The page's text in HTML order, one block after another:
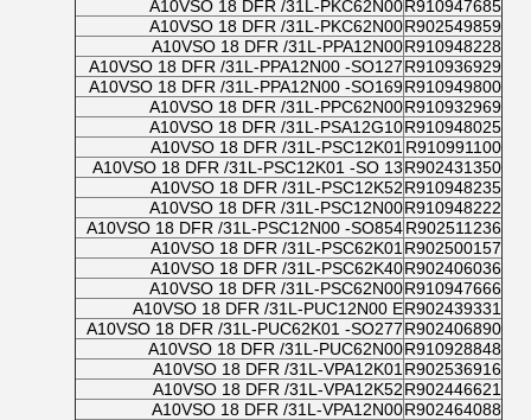
R910947685
A10VSO 18 DFR /31L-PKC62N00
R902549859
A10VSO 18 DFR /31L-PKC62N00
R910948228
A10VSO 18 DFR /31L-PPA12N00
R910936929
A10VSO 18 DFR /31L-PPA12N00 -SO127
R910949800
A10VSO 18 DFR /31L-PPA12N00 -SO169
R910932969
A10VSO 18 DFR /31L-PPC62N00
R910948025
A10VSO 18 DFR /31L-PSA12G10
R910991100
A10VSO 18 DFR /31L-PSC12K01
R902431350
A10VSO 18 DFR /31L-PSC12K01 -SO 13
R910948235
A10VSO 18 DFR /31L-PSC12K52
R910948222
A10VSO 18 DFR /31L-PSC12N00
R902511236
A10VSO 18 DFR /31L-PSC12N00 -SO854
R902500157
A10VSO 18 DFR /31L-PSC62K01
R902406036
A10VSO 18 DFR /31L-PSC62K40
R910947666
A10VSO 18 DFR /31L-PSC62N00
R902439331
A10VSO 18 DFR /31L-PUC12N00 E
R902406890
A10VSO 18 DFR /31L-PUC62K01 -SO277
R910928848
A10VSO 18 DFR /31L-PUC62N00
R902536916
A10VSO 18 DFR /31L-VPA12K01
R902446621
A10VSO 18 DFR /31L-VPA12K52
R902464088
A10VSO 18 DFR /31L-VPA12N00